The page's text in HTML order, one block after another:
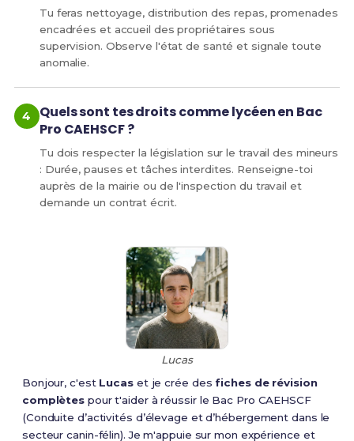
Tu feras nettoyage, distribution des repas, promenades
encadrées et accueil des propriétaires sous
supervision. Observe l'état de santé et signale toute
anomalie.
Quels sont tes droits comme lycéen en Bac
Pro CAEHSCF ?
Tu dois respecter la législation sur le travail des mineurs
: Durée, pauses et tâches interdites. Renseigne-toi
auprès de la mairie ou de l'inspection du travail et
demande un contrat écrit.
Lucas
Bonjour, c'est Lucaset je crée desfiches de révision
complètes pour t'aider à réussir le Bac Pro CAEHSCF
(Conduite d’activités d’élevage et d’hébergement dans le
secteur canin-félin). Je m'appuie sur mon expérience et